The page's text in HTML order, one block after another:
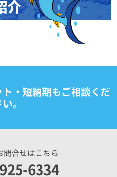
・短納期もご相談くだ
い。
問合せはこちら
6334